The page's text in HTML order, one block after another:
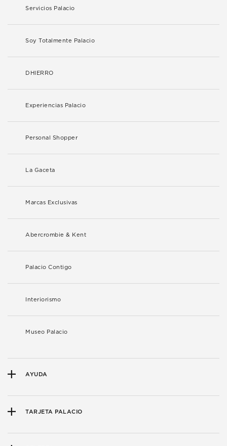
Servicios Palacio
Soy Totalmente Palacio
DHIERRO
Experiencias Palacio
Personal Shopper
La Gaceta
Marcas Exclusivas
Abercrombie & Kent
Palacio Contigo
Interiorismo
Museo Palacio
AYUDA
TARJETA PALACIO